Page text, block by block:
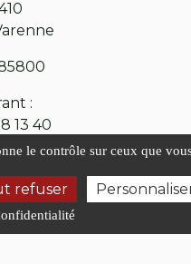
:
13 40
site
le contrôle sur ceux que
refuser